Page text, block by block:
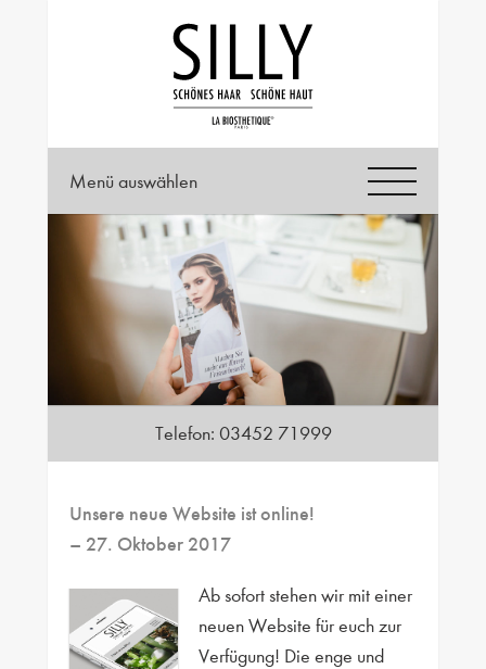
Menü auswählen
Telefon: 03452 71999
Unsere neue Website ist online!
– 27. Oktober 2017
Ab sofort stehen wir mit einer
neuen Website für euch zur
Verfügung! Die enge und